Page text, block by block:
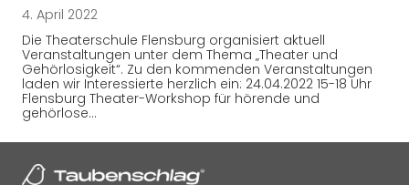
4. April 2022
Die Theaterschule Flensburg organisiert aktuell
Veranstaltungen unter dem Thema „Theater und
Gehörlosigkeit“. Zu den kommenden Veranstaltungen
laden wir Interessierte herzlich ein: 24.04.2022 15-18 Uhr
Flensburg Theater-Workshop für hörende und
gehörlose…